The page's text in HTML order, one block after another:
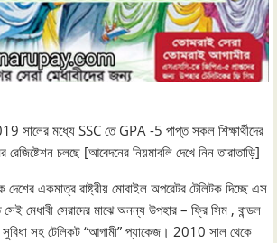
সালের মধ্যে SSC তে GPA -5 পাপ্ত সকল শিক্ষার্থীদের
রেজিষ্টেশন চলছে [আবেদনের নিয়মাবলি দেখে নিন তারাতাড়ি]
দেশের একমাত্র রাষ্ট্রীয় মোবাইল অপরেটর টেলিটক দিচ্ছে এস
মেধাবী সেরাদের মাঝে অনন্য উপহার – ফ্রি সিম , বান্ডল
সহ টেলিকট “আগামী” প্যাকেজ। 2010 সাল থেকে